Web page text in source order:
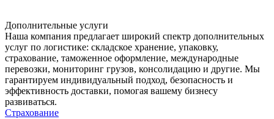
Дополнительные услуги
Наша компания предлагает широкий спектр дополнительных
услуг по логистике: складское хранение, упаковку,
страхование, таможенное оформление, международные
перевозки, мониторинг грузов, консолидацию и другие. Мы
гарантируем индивидуальный подход, безопасность и
эффективность доставки, помогая вашему бизнесу
развиваться.
Страхование